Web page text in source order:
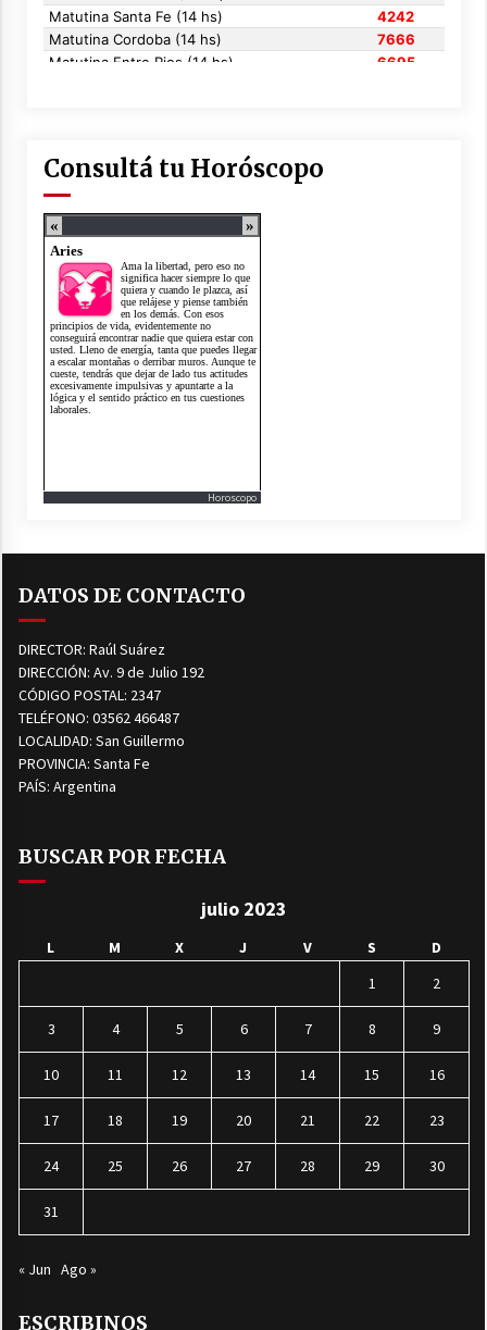
Consultá tu Horóscopo
Horoscopo
DATOS DE CONTACTO
DIRECTOR: Raúl Suárez
DIRECCIÓN: Av. 9 de Julio 192
CÓDIGO POSTAL: 2347
TELÉFONO: 03562 466487
LOCALIDAD: San Guillermo
PROVINCIA: Santa Fe
PAÍS: Argentina
BUSCAR POR FECHA
julio 2023
L M X J V S
D
1
2
3 4 5 6 7 8 9
10 11 12 13 14 15 16
17 18 19 20 21 22 23
24 25 26 27 28 29 30
31
« Jun Ago »
ESCRIBINOS